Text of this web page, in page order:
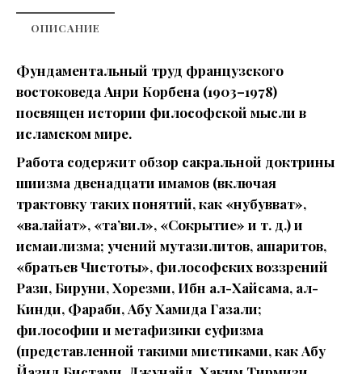
ОПИСАНИЕ
Фундаментальный труд французского
востоковеда Анри Корбена (1903–1978)
посвящен истории философской мысли в
исламском мире.
Работа содержит обзор сакральной доктрины
шиизма двенадцати имамов (включая
трактовку таких понятий, как «нубувват»,
«валайат», «та’вил», «Сокрытие» и т. д.) и
исмаилизма; учений мутазилитов, ашаритов,
«братьев Чистоты», философских воззрений
Рази, Бируни, Хорезми, Ибн ал-Хайсама, ал-
Кинди, Фараби, Абу Хамида Газали;
философии и метафизики суфизма
(представленной такими мистиками, как Абу